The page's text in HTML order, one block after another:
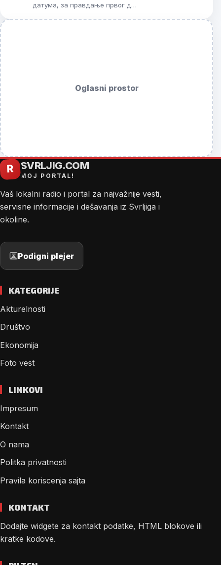
датума, за правдање првог д…
Oglasni prostor
R SVRLJIG.COM
MOJ PORTAL!
Vaš lokalni radio i portal za najvažnije vesti,
servisne informacije i dešavanja iz Svrljiga i
okoline.
Podigni plejer
KATEGORIJE
Akturelnosti
Društvo
Ekonomija
Foto vest
LINKOVI
Impresum
Kontakt
O nama
Politka privatnosti
Pravila koriscenja sajta
KONTAKT
Dodajte widgete za kontakt podatke, HTML blokove ili
kratke kodove.